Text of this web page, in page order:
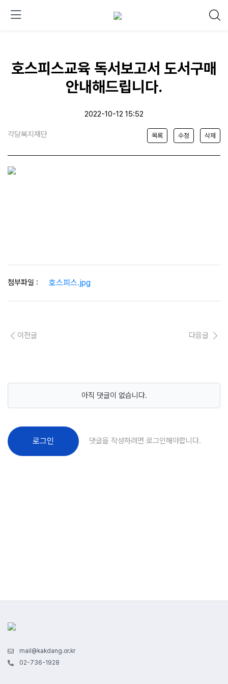
호스피스교육 독서보고서 도서구매
안내해드립니다.
2022-10-12 15:52
각당복지재단 목록 수정 삭제
첨부파일 : 호스피스.jpg
이전글 다음글
아직 댓글이 없습니다.
로그인 댓글을 작성하려면 로그인해야합니다.
mail@kakdang.or.kr
02-736-1928